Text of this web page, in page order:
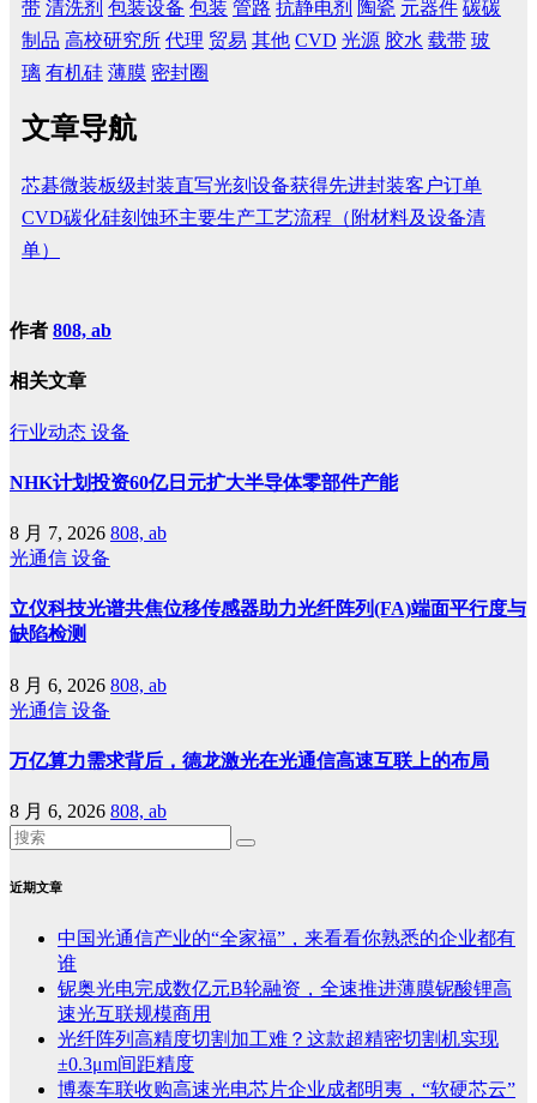
带 清洗剂 包装设备 包装 管路 抗静电剂 陶瓷 元器件 碳碳
制品 高校研究所 代理 贸易 其他 CVD 光源 胶水 载带 玻
璃 有机硅 薄膜 密封圈
文章导航
芯碁微装板级封装直写光刻设备获得先进封装客户订单
CVD碳化硅刻蚀环主要生产工艺流程（附材料及设备清
单）
作者 808, ab
相关文章
行业动态 设备
NHK计划投资60亿日元扩大半导体零部件产能
8 月 7, 2026 808, ab
光通信 设备
立仪科技光谱共焦位移传感器助力光纤阵列(FA)端面平行度与
缺陷检测
8 月 6, 2026 808, ab
光通信 设备
万亿算力需求背后，德龙激光在光通信高速互联上的布局
8 月 6, 2026 808, ab
近期文章
中国光通信产业的“全家福”，来看看你熟悉的企业都有
谁
铌奥光电完成数亿元B轮融资，全速推进薄膜铌酸锂高
速光互联规模商用
光纤阵列高精度切割加工难？这款超精密切割机实现
±0.3μm间距精度
博泰车联收购高速光电芯片企业成都明夷，“软硬芯云”